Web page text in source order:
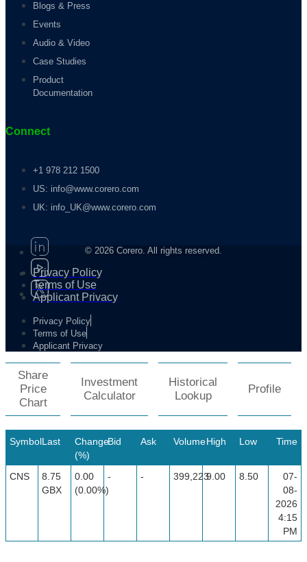
Blogs & Press
Events
Audio & Video
Case Studies
Product
Documentation
Connect
+1 978 212 1500
US: info@www.corero.com
UK: info_UK@www.corero.com
© 2026 Corero. All rights reserved.
Privacy Policy
Terms of Use
Applicant Privacy
Privacy Policy
Terms of Use
Applicant Privacy